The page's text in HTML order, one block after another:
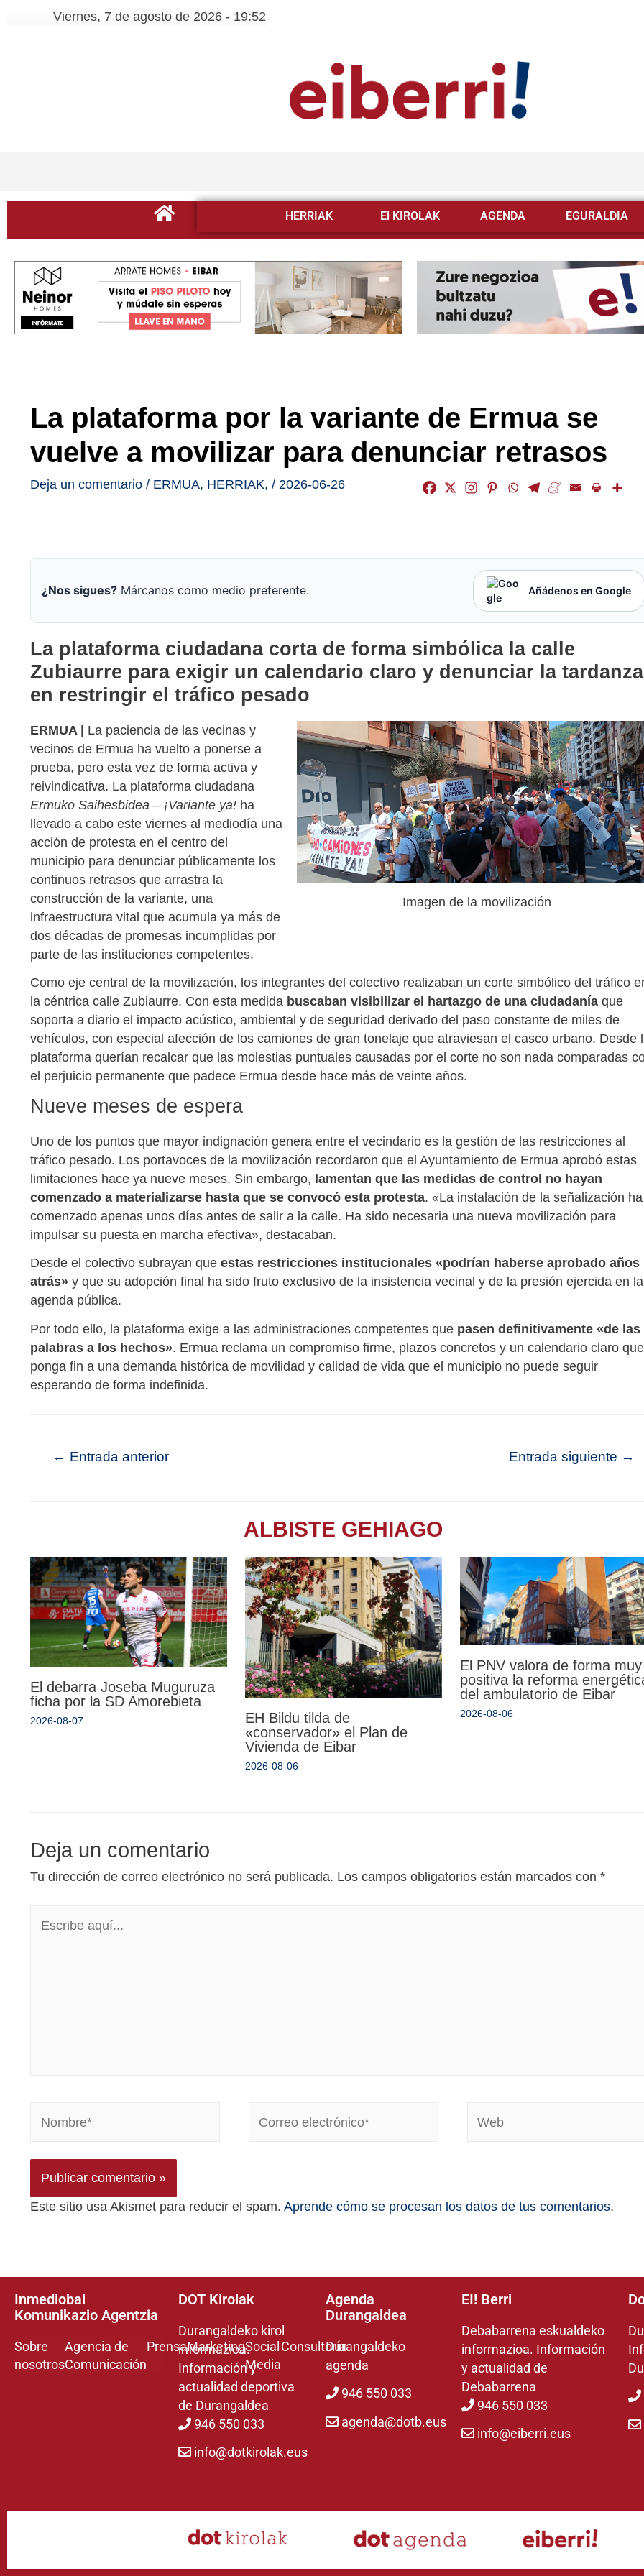
Viernes, 7 de agosto de 2026 - 19:52
HERRIAK Ei KIROLAK AGENDA EGURALDIA
La plataforma por la variante de Ermua se
vuelve a movilizar para denunciar retrasos
Deja un comentario / ERMUA, HERRIAK, / 2026-06-26
¿Nos sigues? Márcanos como medio preferente. Añádenos en Google
La plataforma ciudadana corta de forma simbólica la calle
Zubiaurre para exigir un calendario claro y denunciar la tardanza
en restringir el tráfico pesado
Imagen de la movilización
ERMUA | La paciencia de las vecinas y
vecinos de Ermua ha vuelto a ponerse a
prueba, pero esta vez de forma activa y
reivindicativa. La plataforma ciudadana
Ermuko Saihesbidea – ¡Variante ya! ha
llevado a cabo este viernes al mediodía una
acción de protesta en el centro del
municipio para denunciar públicamente los
continuos retrasos que arrastra la
construcción de la variante, una
infraestructura vital que acumula ya más de
dos décadas de promesas incumplidas por
parte de las instituciones competentes.
Como eje central de la movilización, los integrantes del colectivo realizaban un corte simbólico del tráfico
la céntrica calle Zubiaurre. Con esta medida buscaban visibilizar el hartazgo de una ciudadanía que
soporta a diario el impacto acústico, ambiental y de seguridad derivado del paso constante de miles de
vehículos, con especial afección de los camiones de gran tonelaje que atraviesan el casco urbano. Desde
plataforma querían recalcar que las molestias puntuales causadas por el corte no son nada comparadas
el perjuicio permanente que padece Ermua desde hace más de veinte años.
Nueve meses de espera
Uno de los puntos que mayor indignación genera entre el vecindario es la gestión de las restricciones al
tráfico pesado. Los portavoces de la movilización recordaron que el Ayuntamiento de Ermua aprobó estas
limitaciones hace ya nueve meses. Sin embargo, lamentan que las medidas de control no hayan
comenzado a materializarse hasta que se convocó esta protesta. «La instalación de la señalización ha
comenzado apenas unos días antes de salir a la calle. Ha sido necesaria una nueva movilización para
impulsar su puesta en marcha efectiva», destacaban.
Desde el colectivo subrayan que estas restricciones institucionales «podrían haberse aprobado años
atrás» y que su adopción final ha sido fruto exclusivo de la insistencia vecinal y de la presión ejercida en la
agenda pública.
Por todo ello, la plataforma exige a las administraciones competentes que pasen definitivamente «de las
palabras a los hechos». Ermua reclama un compromiso firme, plazos concretos y un calendario claro que
ponga fin a una demanda histórica de movilidad y calidad de vida que el municipio no puede seguir
esperando de forma indefinida.
← Entrada anterior Entrada siguiente →
ALBISTE GEHIAGO
El debarra Joseba Muguruza
ficha por la SD Amorebieta
2026-08-07
EH Bildu tilda de
«conservador» el Plan de
Vivienda de Eibar
2026-08-06
El PNV valora de forma muy
positiva la reforma
del ambulatorio de Eibar
2026-08-06
Deja un comentario
Tu dirección de correo electrónico no será publicada. Los campos obligatorios están marcados con *
Este sitio usa Akismet para reducir el spam. Aprende cómo se procesan los datos de tus comentarios.
Inmediobai
Komunikazio Agentzia
Sobre
nosotros
Agencia de
Comunicación
PrensaMarketingSocial
Media
Consultoría
DOT Kirolak
Durangaldeko kirol
informazioa.
Información y
actualidad deportiva
de Durangaldea
946 550 033
info@dotkirolak.eus
Agenda
Durangaldea
Durangaldeko
agenda
946 550 033
agenda@dotb.eus
EI! Berri
Debabarrena eskualdeko
informazioa. Información
y actualidad de
Debabarrena
946 550 033
info@eiberri.eus